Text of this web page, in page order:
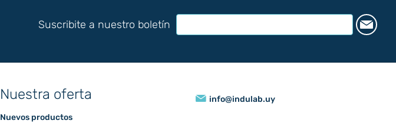
Suscribite a nuestro boletín
Nuestra oferta
Nuevos productos
info@indulab.uy